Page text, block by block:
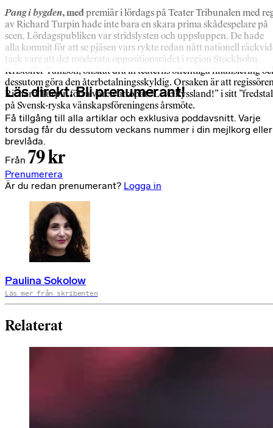
Pang i bygden, medpremiär i lördags på Teater Tribunalen med
av Richard Turpin hade inte bara en skara prima skådespelare på
scen. Lördagspubliken var stridslysten och uppsluppen. De hade
alla kommit för att se pjäsen vars rykte redan nått nationell
tack vare att det moderata oppositionsrådet i region Stockholm,
Kristoffer Tamson, önskat dra in teaterns offentliga finansiering
dessutom göra den återbetalningsskyldig. Orsaken är att
Richard Turpin förra våren utropat ”Leve Ryssland!” i sitt
på Svensk-ryska vänskapsföreningens årsmöte.
Läs direkt. Bli prenumerant!
Få tillgång till alla artiklar och exklusiva poddavsnitt. Varje
torsdag får du dessutom veckans nummer i din mejlkorg eller
brevlåda.
Från 79 kr
Prenumerera
Är du redan prenumerant? Logga in
Paulina Sokolow
Läs mer från skribenten
Relaterat